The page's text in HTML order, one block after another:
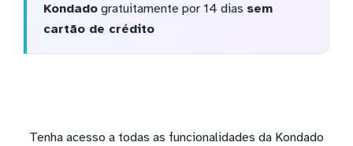
Kondadogratuitamente por 14 dias sem
cartão de crédito
Tenha acesso a todas as funcionalidades da Kondado